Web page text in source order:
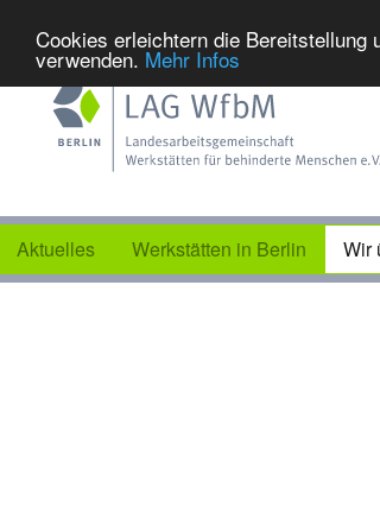
Cookies erleichtern die
verwenden. Mehr Infos
Aktuelles Werkstätten in Berlin Wir